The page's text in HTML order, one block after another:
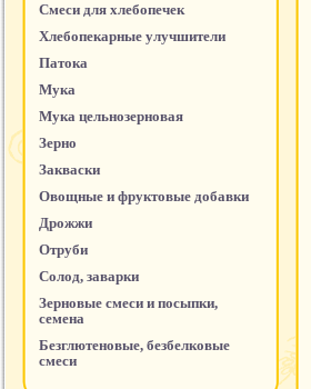
Смеси для хлебопечек
Хлебопекарные улучшители
Патока
Мука
Мука цельнозерновая
Зерно
Закваски
Овощные и фруктовые добавки
Дрожжи
Отруби
Солод, заварки
Зерновые смеси и посыпки,
семена
Безглютеновые, безбелковые
смеси